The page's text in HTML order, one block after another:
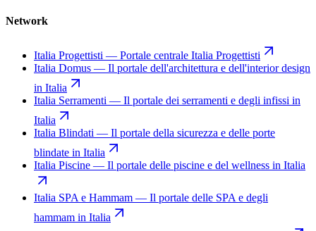
Network
Italia Progettisti — Portale centrale Italia Progettisti
Italia Domus — Il portale dell'architettura e dell'interior design
in Italia
Italia Serramenti — Il portale dei serramenti e degli infissi in
Italia
Italia Blindati — Il portale della sicurezza e delle porte
blindate in Italia
Italia Piscine — Il portale delle piscine e del wellness in Italia
Italia SPA e Hammam — Il portale delle SPA e degli
hammam in Italia